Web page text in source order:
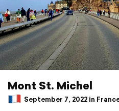
Mont St. Michel
September 7, 2022 in